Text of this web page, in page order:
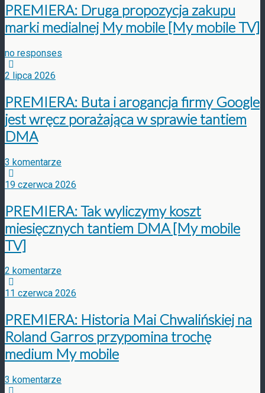
PREMIERA: Druga propozycja zakupu
marki medialnej My mobile [My mobile TV]
no responses
2 lipca 2026
PREMIERA: Buta i arogancja firmy Google
jest wręcz porażająca w sprawie tantiem
DMA
3 komentarze
19 czerwca 2026
PREMIERA: Tak wyliczymy koszt
miesięcznych tantiem DMA [My mobile
TV]
2 komentarze
11 czerwca 2026
PREMIERA: Historia Mai Chwalińskiej na
Roland Garros przypomina trochę
medium My mobile
3 komentarze